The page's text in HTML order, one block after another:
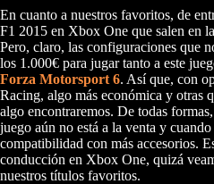
En cuanto a nuestros favoritos, de
F1 2015 en Xbox One que salen en
Pero, claro, las configuraciones que
los 1.000€ para jugar tanto a este
Forza Motorsport 6. Así que, con
Racing, algo más económica y otras
algo encontraremos. De todas
juego aún no está a la venta y
compatibilidad con más accesorios.
conducción en Xbox One, quizá
nuestros títulos favoritos.